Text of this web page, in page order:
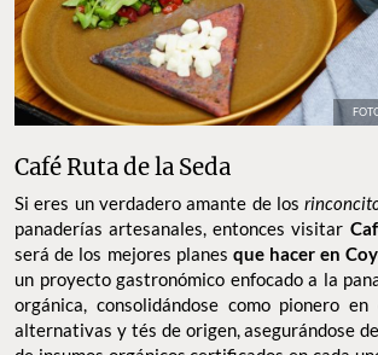
Café Ruta de la Seda
Si eres un verdadero amante de los
panaderías artesanales, entonces visitar
será de los mejores planes que hacer en
un proyecto gastronómico enfocado a la
orgánica, consolidándose como pionero
alternativas y tés de origen, asegurándose